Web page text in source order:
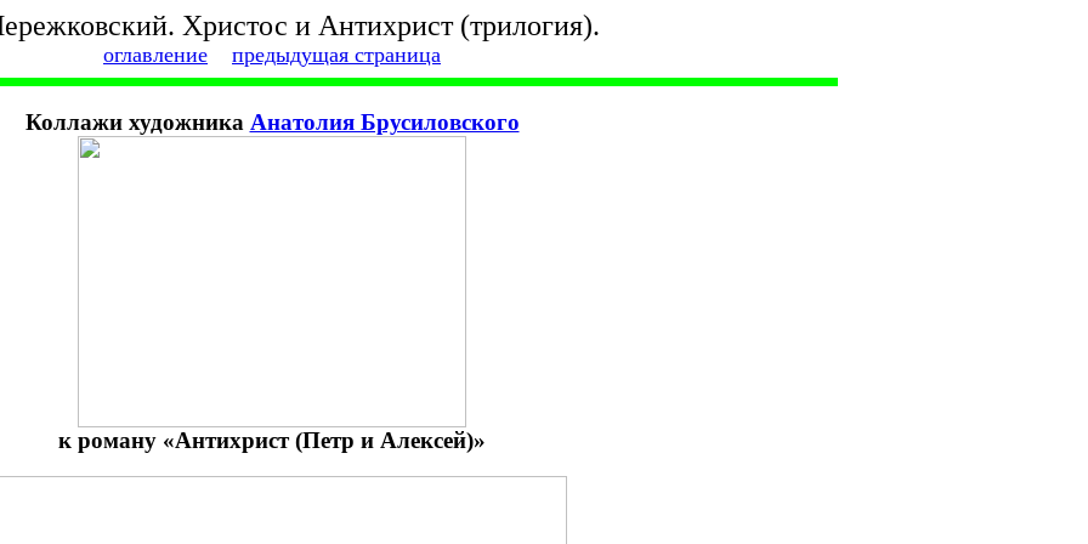
Христос и Антихрист (трилогия).
оглавление предыдущая страница
Коллажи художника Анатолия Брусиловского
к роману «Антихрист (Петр и Алексей)»